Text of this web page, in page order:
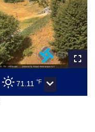
71.11 °F